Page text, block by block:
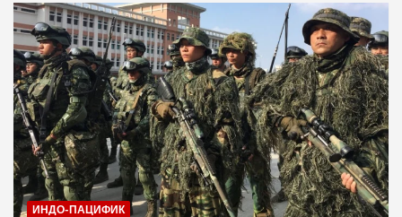
ИНДО-ПАЦИФИК